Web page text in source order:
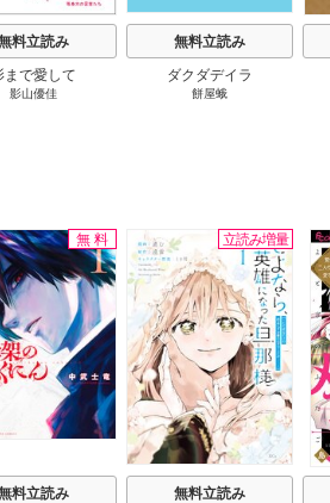
料立読み
まで愛して
影山優佳
無料立読み
ダクダデイラ
餅屋蛾
無料
料立読み
立読み増量
無料立読み